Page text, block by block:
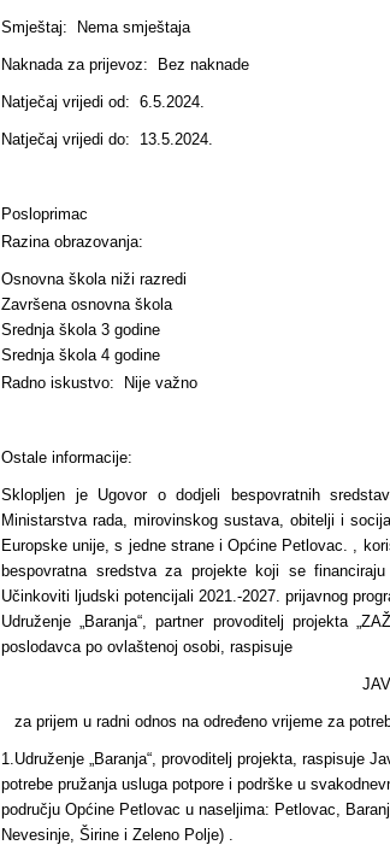
Smještaj: Nema smještaja
Naknada za prijevoz: Bez naknade
Natječaj vrijedi od: 6.5.2024.
Natječaj vrijedi do: 13.5.2024.
Posloprimac
Razina obrazovanja:
Osnovna škola niži razredi
Završena osnovna škola
Srednja škola 3 godine
Srednja škola 4 godine
Radno iskustvo: Nije važno
Ostale informacije:
Sklopljen je Ugovor o dodjeli bespovratnih
Ministarstva rada, mirovinskog sustava, obitelji i
Europske unije, s jedne strane i Općine Petlovac. ,
bespovratna sredstva za projekte koji se
Učinkoviti ljudski potencijali 2021.-2027. prijavnog
Udruženje „Baranja“, partner provoditelj projekta
poslodavca po ovlaštenoj osobi, raspisuje
za prijem u radni odnos na određeno vrijeme za
1.Udruženje „Baranja“, provoditelj projekta, raspisuje
potrebe pružanja usluga potpore i podrške u
području Općine Petlovac u naseljima: Petlovac,
Nevesinje, Širine i Zeleno Polje) .